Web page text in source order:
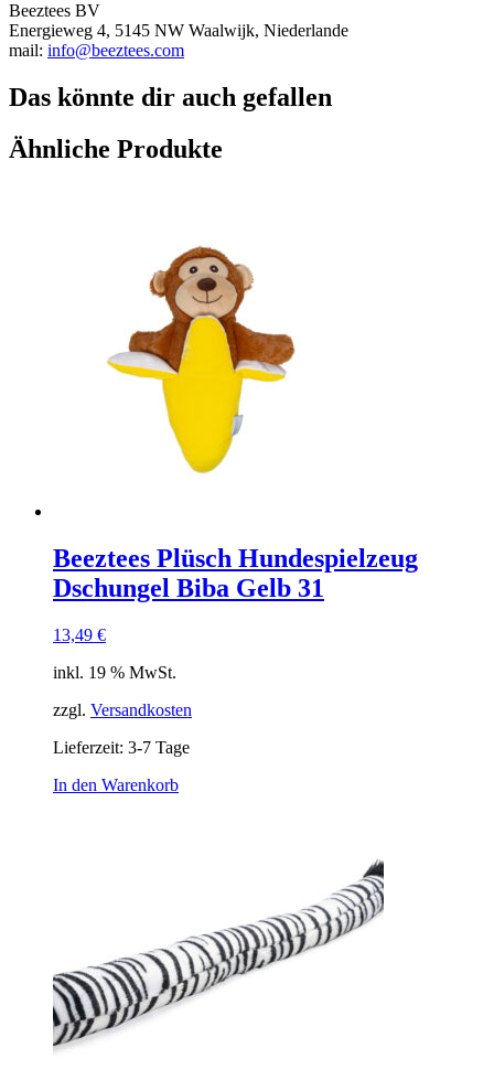
Beeztees BV
Energieweg 4, 5145 NW Waalwijk, Niederlande
mail: info@beeztees.com
Das könnte dir auch gefallen
Ähnliche Produkte
Beeztees Plüsch Hundespielzeug
Dschungel Biba Gelb 31
13,49 €
inkl. 19 % MwSt.
zzgl. Versandkosten
Lieferzeit: 3-7 Tage
In den Warenkorb